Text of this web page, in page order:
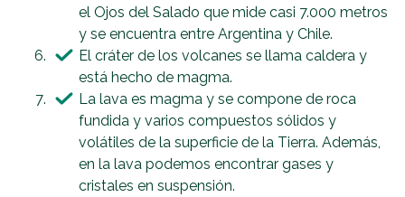
el Ojos del Salado que mide casi 7.000 metros
y se encuentra entre Argentina y Chile.
El cráter de los volcanes se llama caldera y
está hecho de magma.
La lava es magma y se compone de roca
fundida y varios compuestos sólidos y
volátiles de la superficie de la Tierra. Además,
en la lava podemos encontrar gases y
cristales en suspensión.